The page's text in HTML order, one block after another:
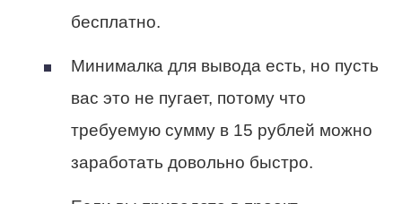
бесплатно.
Минималка для вывода есть, но пусть
вас это не пугает, потому что
требуемую сумму в 15 рублей можно
заработать довольно быстро.